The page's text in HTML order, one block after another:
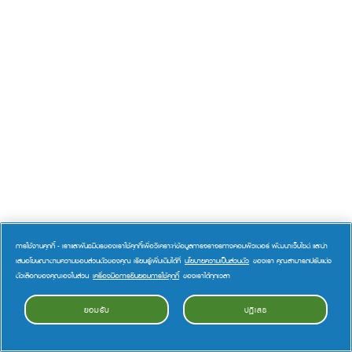
การใช้งานคุกกี้ - เราและพันธมิตรของเราใช้คุกกี้เพื่อวิเคราะห์ข้อมูลการจราจรทางคอมพิวเตอร์ พัฒนาเว็บไซต์ และนำ
เสนอโฆษณาตามความชอบส่วนตัวของคุณ เรียนรู้เพิ่มเติมได้ที่ นโยบายความเป็นส่วนตัว ของเรา คุณสามารถปรับแต่ง
ตัวเลือกของคุณเองในส่วน เครื่องมือการยินยอมการใช้คุกกี้ ของเราได้ทุกเวลา
ยอมรับ ปฏิเสธ